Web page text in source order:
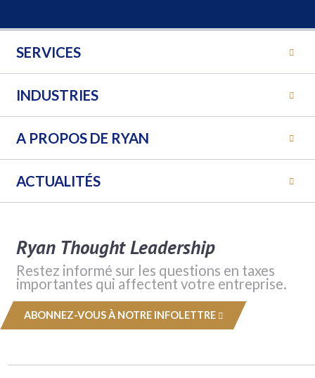
SERVICES
INDUSTRIES
A PROPOS DE RYAN
ACTUALITÉS
Ryan Thought Leadership
Restez informé sur les questions en taxes
importantes qui affectent votre entreprise.
ABONNEZ-VOUS À NOTRE INFOLETTRE